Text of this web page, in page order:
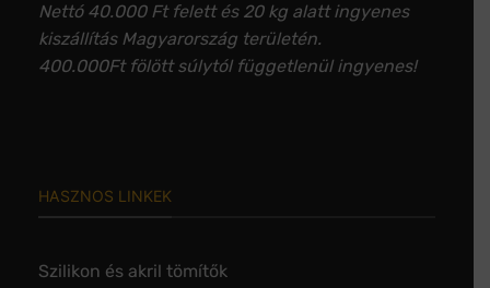
Nettó 40.000 Ft felett és 20 kg alatt ingyenes
kiszállítás Magyarország területén.
400.000Ft fölött súlytól függetlenül ingyenes!
HASZNOS LINKEK
Szilikon és akril tömítők